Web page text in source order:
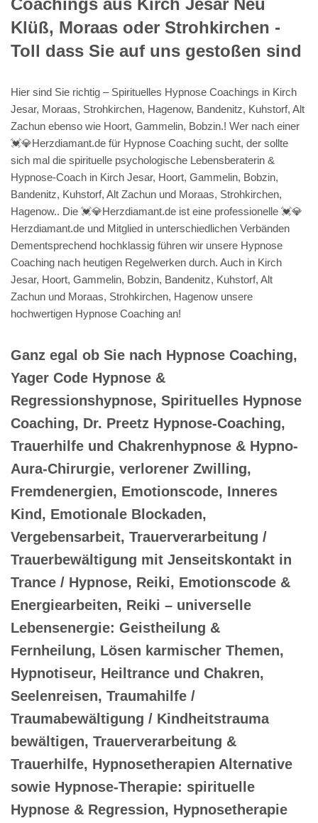
Klüß, Moraas oder Strohkirchen -
Toll dass Sie auf uns gestoßen sind
Hier sind Sie richtig – Spirituelles Hypnose Coachings in Kirch
Jesar, Moraas, Strohkirchen, Hagenow, Bandenitz, Kuhstorf, Alt
Zachun ebenso wie Hoort, Gammelin, Bobzin.! Wer nach einer
💓️💎Herzdiamant.de für Hypnose Coaching sucht, der sollte
sich mal die spirituelle psychologische Lebensberaterin &
Hypnose-Coach in Kirch Jesar, Hoort, Gammelin, Bobzin,
Bandenitz, Kuhstorf, Alt Zachun und Moraas, Strohkirchen,
Hagenow.. Die 💓️💎Herzdiamant.de ist eine professionelle 💓️💎
Herzdiamant.de und Mitglied in unterschiedlichen Verbänden
Dementsprechend hochklassig führen wir unsere Hypnose
Coaching nach heutigen Regelwerken durch. Auch in Kirch
Jesar, Hoort, Gammelin, Bobzin, Bandenitz, Kuhstorf, Alt
Zachun und Moraas, Strohkirchen, Hagenow unsere
hochwertigen Hypnose Coaching an!
Ganz egal ob Sie nach Hypnose Coaching,
Yager Code Hypnose &
Regressionshypnose, Spirituelles Hypnose
Coaching, Dr. Preetz Hypnose-Coaching,
Trauerhilfe und Chakrenhypnose & Hypno-
Aura-Chirurgie, verlorener Zwilling,
Fremdenergien, Emotionscode, Inneres
Kind, Emotionale Blockaden,
Vergebensarbeit, Trauerverarbeitung /
Trauerbewältigung mit Jenseitskontakt in
Trance / Hypnose, Reiki, Emotionscode &
Energiearbeiten, Reiki – universelle
Lebensenergie: Geistheilung &
Fernheilung, Lösen karmischer Themen,
Hypnotiseur, Heiltrance und Chakren,
Seelenreisen, Traumahilfe /
Traumabewältigung / Kindheitstrauma
bewältigen, Trauerverarbeitung &
Trauerhilfe, Hypnosetherapien Alternative
sowie Hypnose-Therapie: spirituelle
Hypnose & Regression, Hypnosetherapie